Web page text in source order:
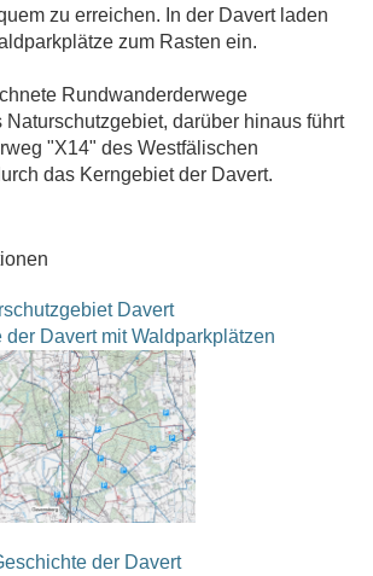
zu erreichen. In der Davert laden
zum Rasten ein.
Rundwanderderwege
darüber hinaus führt
"X14" des Westfälischen
das Kerngebiet der Davert.
Davert
der Davert mit Waldparkplätzen
der Davert